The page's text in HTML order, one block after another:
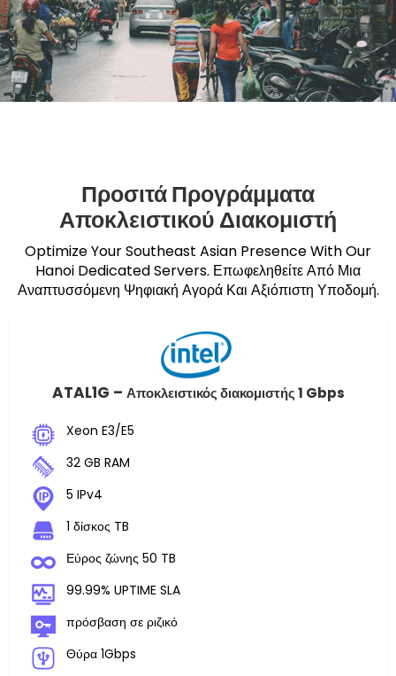
Προσιτά Προγράμματα
Αποκλειστικού Διακομιστή
Optimize Your Southeast Asian Presence With Our
Hanoi Dedicated Servers. Επωφεληθείτε Από Μια
Αναπτυσσόμενη Ψηφιακή Αγορά Και Αξιόπιστη Υποδομή.
ATAL1G – Αποκλειστικός διακομιστής 1 Gbps
Xeon E3/E5
32 GB RAM
5 IPv4
1 δίσκος TB
Εύρος ζώνης 50 TB
99.99% UPTIME SLA
πρόσβαση σε ριζικό
Θύρα 1Gbps